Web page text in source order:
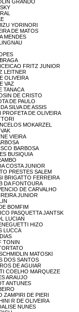
GRANDO
YORINORI
DE MATOS
MENDES
FRITZ JUNIOR
LEITNER
OLIVEIRA
VAZ
DE CRISTO
DE PAULO
SILVA DE ASSIS
DE OLIVEIRA
MOKARZEL
VIEIRA
BARBOSA
BUSIQUIA
COSTA JUNIOR
PRESTES SALEM
FERREIRA
DA FONTOURA
DE CARVALHO
JUNIOR
BOMFIM
PASQUETTA JANTSK
LUCIAN
HIZO
LUCCA
TONIN
MATOSKI
DOS SANTOS
DE AGUIAR
COELHO MARQUEZE
ARAUJO
ANTUNES
DE PIERI
R DE OLIVEIRA
NUNES